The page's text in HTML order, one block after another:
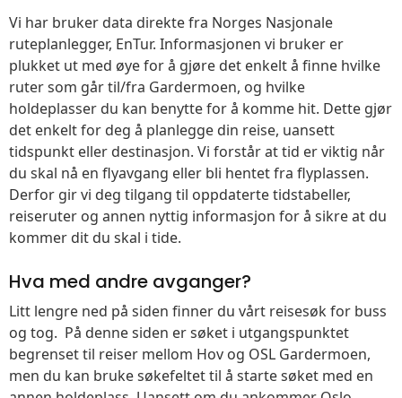
Vi har bruker data direkte fra Norges Nasjonale
ruteplanlegger, EnTur. Informasjonen vi bruker er
plukket ut med øye for å gjøre det enkelt å finne hvilke
ruter som går til/fra Gardermoen, og hvilke
holdeplasser du kan benytte for å komme hit. Dette gjør
det enkelt for deg å planlegge din reise, uansett
tidspunkt eller destinasjon. Vi forstår at tid er viktig når
du skal nå en flyavgang eller bli hentet fra flyplassen.
Derfor gir vi deg tilgang til oppdaterte tidstabeller,
reiseruter og annen nyttig informasjon for å sikre at du
kommer dit du skal i tide.
Hva med andre avganger?
Litt lengre ned på siden finner du vårt reisesøk for buss
og tog. På denne siden er søket i utgangspunktet
begrenset til reiser mellom Hov og OSL Gardermoen,
men du kan bruke søkefeltet til å starte søket med en